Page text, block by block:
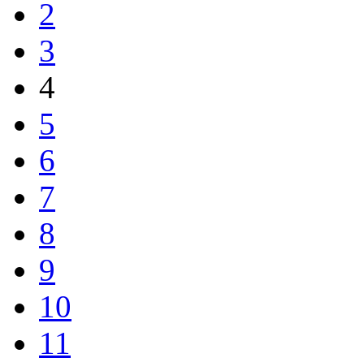
2
3
4
5
6
7
8
9
10
11